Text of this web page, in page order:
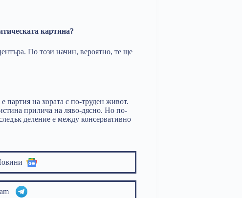
картина?
По този начин, вероятно, те ще
на хората с по-труден живот.
прилича на ляво-дясно. Но по-
деление е между консервативно